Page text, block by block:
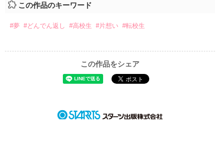
この作品のキーワード
#夢 #どんでん返し #高校生 #片想い #転校生
この作品をシェア